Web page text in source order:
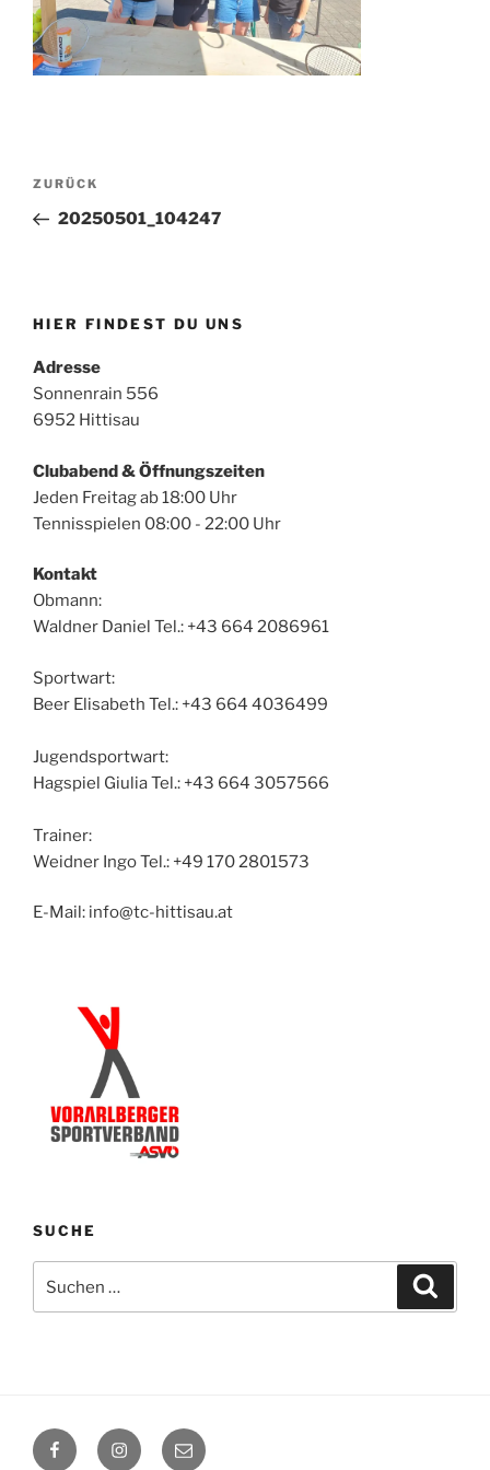
Beitragsnavigation
Vorheriger
Beitrag
ZURÜCK
20250501_104247
HIER FINDEST DU UNS
Adresse
Sonnenrain 556
6952 Hittisau
Clubabend & Öffnungszeiten
Jeden Freitag ab 18:00 Uhr
Tennisspielen 08:00 - 22:00 Uhr
Kontakt
Obmann:
Waldner Daniel Tel.: +43 664 2086961
Sportwart:
Beer Elisabeth Tel.: +43 664 4036499
Jugendsportwart:
Hagspiel Giulia Tel.: +43 664 3057566
Trainer:
Weidner Ingo Tel.: +49 170 2801573
E-Mail: info@tc-hittisau.at
SUCHE
nach:
FacebookInstagram
E-